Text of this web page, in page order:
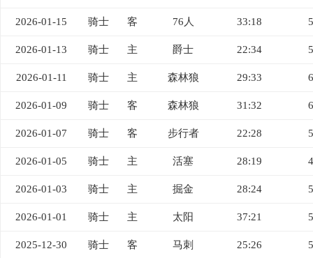
2026-01-15 骑士 客 76人 33:18
2026-01-13 骑士 主 爵士 22:34
2026-01-11 骑士 主 森林狼 29:33
2026-01-09 骑士 客 森林狼 31:32
2026-01-07 骑士 客 步行者 22:28
2026-01-05 骑士 主 活塞 28:19
2026-01-03 骑士 主 掘金 28:24
2026-01-01 骑士 主 太阳 37:21
2025-12-30 骑士 客 马刺 25:26